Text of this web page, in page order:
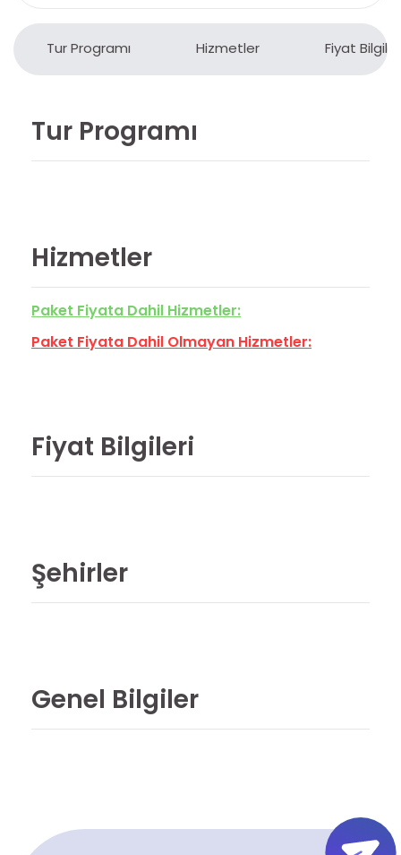
Tur Programı Hizmetler Fiyat
Tur Programı
Hizmetler
Paket Fiyata Dahil Hizmetler:
Paket Fiyata Dahil Olmayan Hizmetler:
Fiyat Bilgileri
Şehirler
Genel Bilgiler